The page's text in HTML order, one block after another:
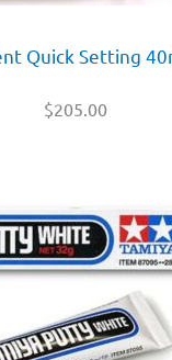
Quick Setting
$205.00